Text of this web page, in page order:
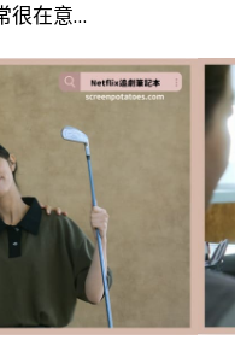
很在意…